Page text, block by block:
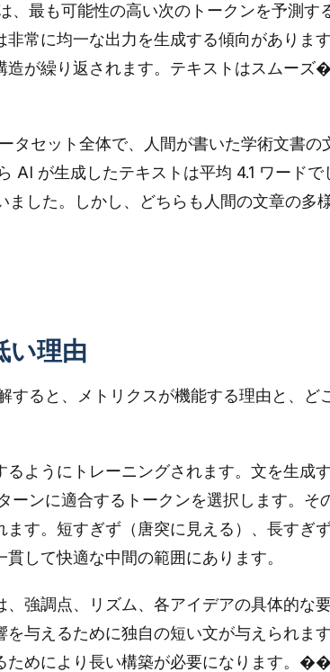
最も可能性の高い次のトークンを予測す
常に均一な出力を生成する傾向があります
造が繰り返されます。テキストはスムー
タセット全体で、人間が書いた学術文書の
AI が生成したテキストは平均 4.1 ワードで
した。しかし、どちらも人間の文章の多
い理由
すると、メトリクスが機能する理由と、ど
ようにトレーニングされます。文を生成
ーンに適合するトークンを選択します。そ
す。短すぎず（唐突に見える）、長すぎ
して快適な中間の範囲にあります。
強調点、リズム、各アイデアの具体的な
与えるために独自の短い文が与えられます
ためにより長い構築が必要になります。